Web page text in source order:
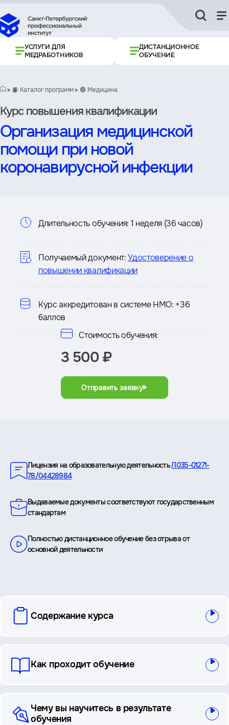
УСЛУГИ ДЛЯ
МЕДРАБОТНИКОВ
ДИСТАНЦИОННОЕ
ОБУЧЕНИЕ
📙 Каталог программ 🟢 Медицина
Курс повышения квалификации
Организация медицинской
помощи при новой
коронавирусной инфекции
Информация
о
курсе
Длительность обучения: 1 неделя (36 часов)
Получаемый документ: Удостоверение о
повышении квалификации
Курс аккредитован в системе НМО: +36
баллов
Стоимость обучения:
3 500 ₽
Отправить заявку
Лицензия на образовательную деятельностьЛ035-01271-
78/04428984
Выдаваемые документы соответствуют государственным
стандартам
Полностью дистанционное обучение без отрыва от
основной деятельности
вопросы
Содержание курса
Как проходит обучение
Чему вы научитесь в результате
обучения